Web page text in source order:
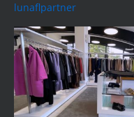
lunaflpartner